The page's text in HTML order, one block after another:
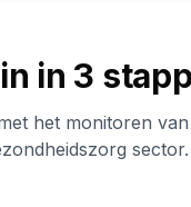
in 3
het monitoren
sector.